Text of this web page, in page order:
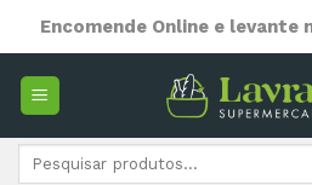
content
Encomende Online e levante
Pesquisar